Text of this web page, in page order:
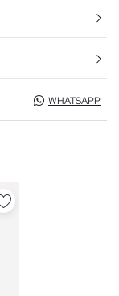
WHATSAPP